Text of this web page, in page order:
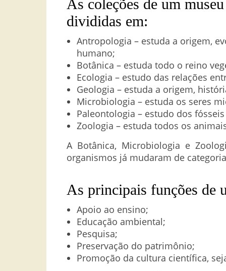
As coleções de um
divididas em:
Antropologia – estuda a origem,
humano;
Botânica – estuda todo o reino
Ecologia – estudo das relações
Geologia – estuda a origem,
Microbiologia – estuda os seres
Paleontologia – estudo dos
Zoologia – estuda todos os
A Botânica, Microbiologia e
organismos já mudaram de
As principais funções de
Apoio ao ensino;
Educação ambiental;
Pesquisa;
Preservação do patrimônio;
Promoção da cultura científica,